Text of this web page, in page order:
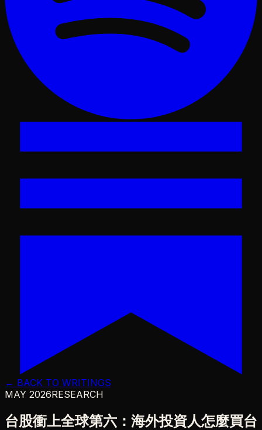
← BACK TO WRITINGS
MAY 2026RESEARCH
台股衝上全球第六：海外投資人怎麼買台